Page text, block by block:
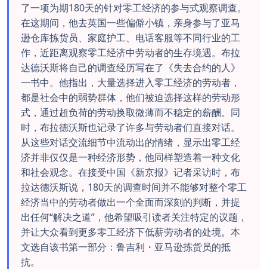
了一项为期180天的针对零工经济的参与式观察调查。
在这期间，他去英国一些偏僻小镇，亲身参与了亚马
逊仓库拣货员、家庭护工、电话客服等不同行业的工
作，近距离观察零工经济中劳动者的生存境遇。布拉
达德沃斯将自己的调查经历写在了《失去合约的人》
一书中。他指出，大量选择进入零工经济的劳动者，
都是社会中的弱势群体，他们被迫选择这样的劳动形
式，通过超负荷的劳动换取微薄而不稳定的薪酬。同
时，布拉德沃斯也记录了许多与劳动者们直接对话。
从这些对话交流细节中流动出的情绪，显示出零工经
济并非仅仅是一种经济形势，他同样塑造着一种文化
和社会观念。在接受中国《新京报》记者采访时，布
拉达德沃斯说，180天的调查时间并不能够对整个零工
经济当中的劳动者做出一个全面而深刻的判断，并提
出任何“解决之道”，他希望吸引读者关注特定的议题，
并让大众看到更多零工经济下低薪劳动者的处境。本
文选自该书第一部分：鲁吉利・亚马逊拣货员的抵
抗。